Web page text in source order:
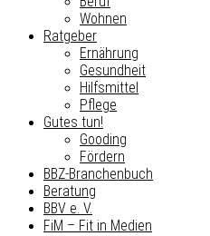
Wohnen
Ratgeber
Ernährung
Gesundheit
Hilfsmittel
Pflege
Gutes tun!
Gooding
Fördern
BBZ-Branchenbuch
Beratung
BBV e. V.
FiM – Fit in Medien